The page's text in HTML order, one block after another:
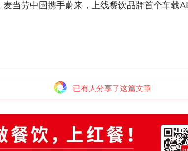
麦当劳中国携手蔚来，上线餐饮品牌首个车载
已有 人分享了这篇文章